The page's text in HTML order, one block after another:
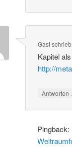
Gastschrieb
Kapitel
http://
Antworten
Pingback: